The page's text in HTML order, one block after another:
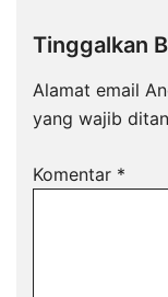
Tinggalkan
Alamat email
yang wajib
Komentar *